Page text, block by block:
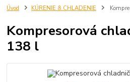
Úvod KÚRENIE & CHLADENIE
Kompresorová
138 l